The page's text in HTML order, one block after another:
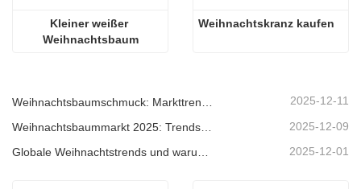
Kleiner weißer
Weihnachtsbaum
Weihnachtskranz kaufen
2025-12-11
2025-12-09
2025-12-01